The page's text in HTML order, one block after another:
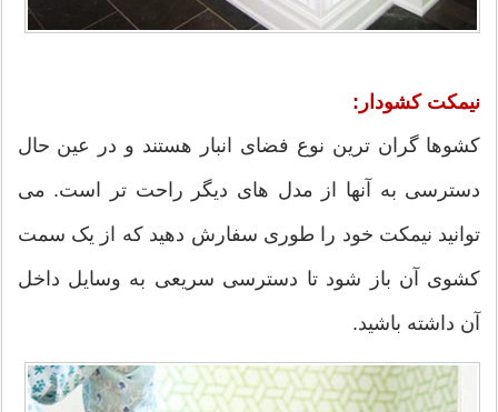
نیمکت کشودار:
کشوها گران ترین نوع فضای انبار هستند و در عین حال
دسترسی به آنها از مدل های دیگر راحت تر است. می
توانید نیمکت خود را طوری سفارش دهید که از یک سمت
کشوی آن باز شود تا دسترسی سریعی به وسایل داخل
آن داشته باشید.